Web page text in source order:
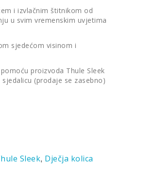
i izvlačnim štitnikom od
u svim vremenskim uvjetima
sjedećom visinom i
proizvoda Thule Sleek
(prodaje se zasebno)
Sleek, Dječja kolica